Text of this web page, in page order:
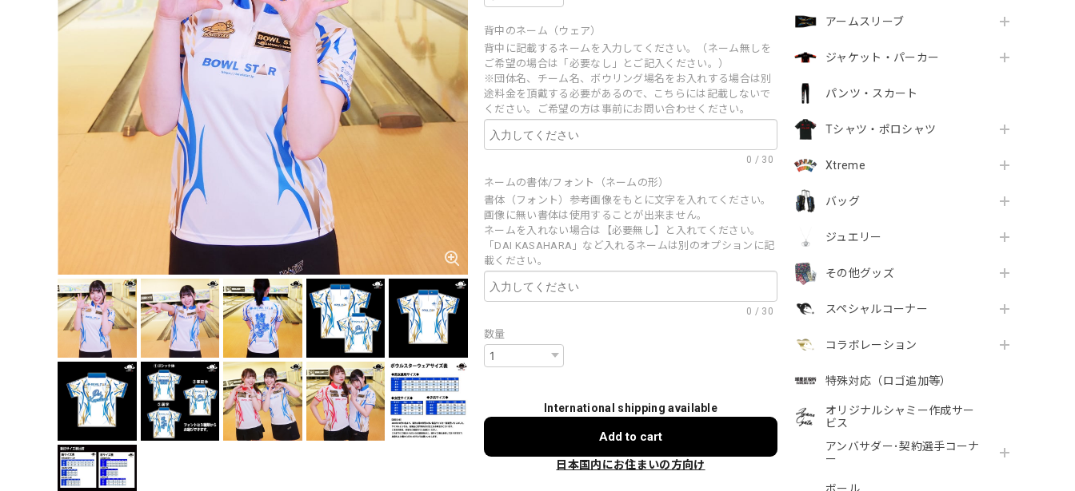
アームスリーブ
ジャケット・パーカー
パンツ・スカート
Tシャツ・ポロシャツ
Xtreme
バッグ
ジュエリー
その他グッズ
スペシャルコーナー
コラボレーション
特殊対応（ロゴ追加等）
オリジナルシャミー作成サー
ビス
アンバサダー･契約選手コーナ
ー
背中のネーム（ウェア）
背中に記載するネームを入力してください。（ネーム無しを
ご希望の場合は「必要なし」とご記入ください。）
※団体名、チーム名、ボウリング場名をお入れする場合は別
途料金を頂戴する必要があるので、こちらには記載しないで
ください。ご希望の方は事前にお問い合わせください。
0 / 30
ネームの書体/フォント（ネームの形）
書体（フォント）参考画像をもとに文字を入れてください。
画像に無い書体は使用することが出来ません。
ネームを入れない場合は【必要無し】と入れてください。
「DAI KASAHARA」など入れるネームは別のオプションに記
載ください。
0 / 30
数量
International shipping available
Add to cart
日本国内にお住まいの方向け